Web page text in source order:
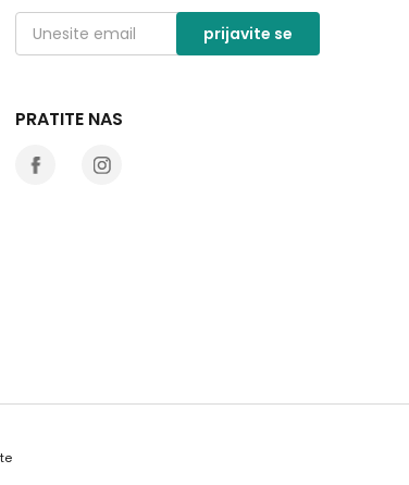
prijavite se
PRATITE NAS